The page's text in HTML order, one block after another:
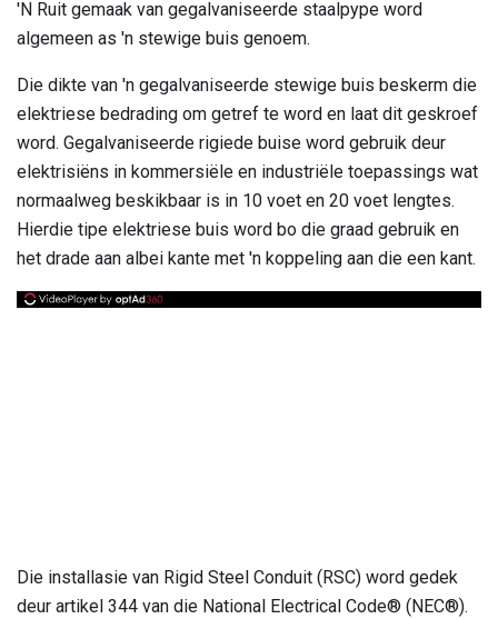
'N Ruit gemaak van gegalvaniseerde staalpype word
algemeen as 'n stewige buis genoem.
Die dikte van 'n gegalvaniseerde stewige buis beskerm die
elektriese bedrading om getref te word en laat dit geskroef
word. Gegalvaniseerde rigiede buise word gebruik deur
elektrisiëns in kommersiële en industriële toepassings wat
normaalweg beskikbaar is in 10 voet en 20 voet lengtes.
Hierdie tipe elektriese buis word bo die graad gebruik en
het drade aan albei kante met 'n koppeling aan die een kant.
Die installasie van Rigid Steel Conduit (RSC) word gedek
deur artikel 344 van die National Electrical Code® (NEC®).